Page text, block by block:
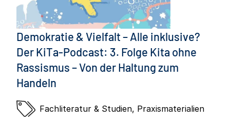
Demokratie & Vielfalt – Alle inklusive?
Der KiTa-Podcast: 3. Folge Kita ohne
Rassismus – Von der Haltung zum
Handeln
Fachliteratur & Studien, Praxismaterialien